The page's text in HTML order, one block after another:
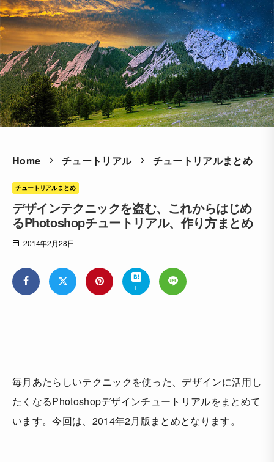
Home チュートリアル チュートリアルまとめ
チュートリアルまとめ
デザインテクニックを盗む、これからはじめ
るPhotoshopチュートリアル、作り方まとめ
2014年2月28日
1
毎月あたらしいテクニックを使った、デザインに活用し
たくなるPhotoshopデザインチュートリアルをまとめて
います。今回は、 2014年2月版まとめとなります。